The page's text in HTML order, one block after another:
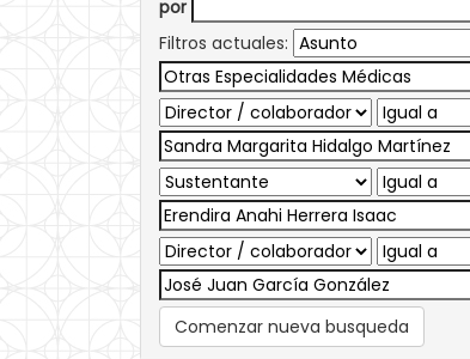
por
Filtros actuales:
Comenzar nueva busqueda